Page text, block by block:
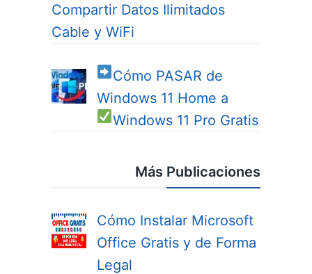
Compartir Datos Ilimitados
Cable y WiFi
Cómo PASAR de
Windows 11 Home a
Windows 11 Pro Gratis
Más Publicaciones
Cómo Instalar Microsoft
Office Gratis y de Forma
Legal